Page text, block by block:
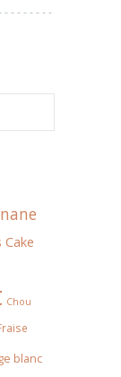
Cake
Chou
blanc